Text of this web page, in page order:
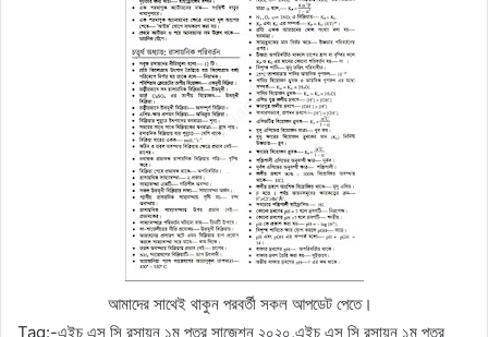
আমাদের সাথেই থাকুন পরবর্তী সকল আপডেট পেতে।
Tag:-এইচ এস সি রসায়ন ১ম পত্র সাজেশন ২০২০,এইচ এস সি রসায়ন ১ম পত্র